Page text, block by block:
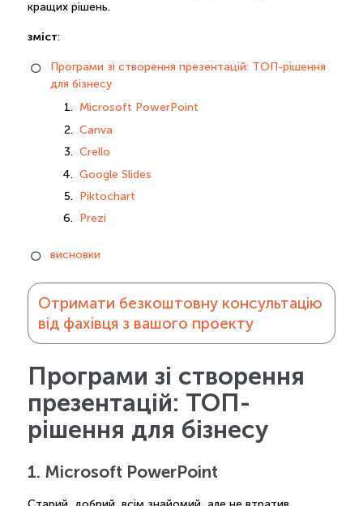
кращих рішень.
зміст:
Програми зі створення презентацій: ТОП-рішення
для бізнесу
Microsoft PowerPoint
Canva
Crello
Google Slides
Piktochart
Prezi
висновки
Отримати безкоштовну консультацію
від фахівця з вашого проекту
Програми зі створення
презентацій: ТОП-
рішення для бізнесу
1. Microsoft PowerPoint